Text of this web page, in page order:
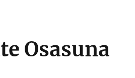
Osasuna